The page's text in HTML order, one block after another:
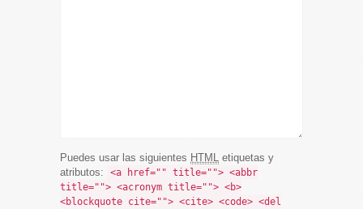
Puedes usar las siguientes HTML
etiquetas y
atributos:
<a href="" title=""> <abbr
title=""> <acronym title=""> <b>
<blockquote cite=""> <cite> <code> <del